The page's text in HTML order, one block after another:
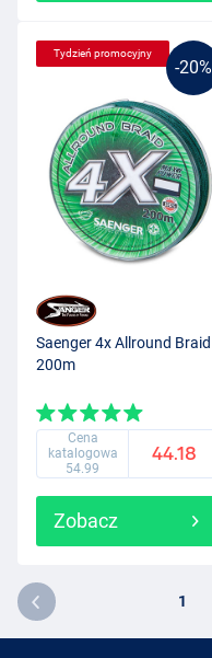
-20%
Tydzień promocyjny
Saenger 4x Allround Braid
200m
Cena
katalogowa
54.99
44.18
Zobacz
1